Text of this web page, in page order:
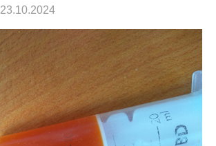
23.10.2024